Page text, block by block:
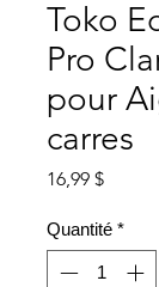
Toko
Pro
pour
carres
16,99 $Prix
Quantité *